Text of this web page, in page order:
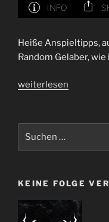
Heiße Anspieltipps,
Random Gelaber,
„Folge
It’s
Over
II“
weiterlesen
KEINE FOLGE